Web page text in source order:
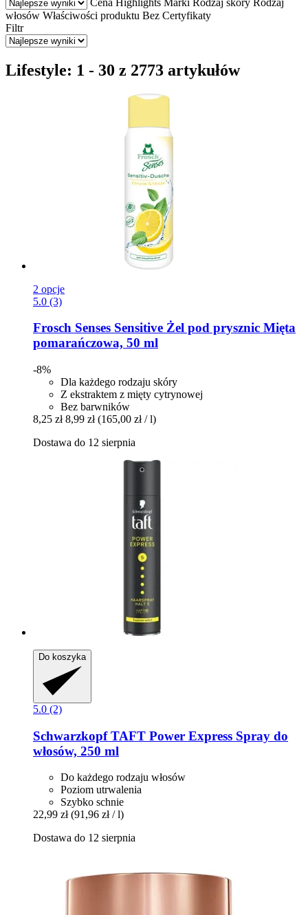
włosów Właściwości produktu Bez Certyfikaty
Filtr
Lifestyle: 1 - 30 z 2773 artykułów
2 opcje
5.0 (3)
Frosch Senses Sensitive Żel pod prysznic Mięta
pomarańczowa, 50 ml
-8%
Dla każdego rodzaju skóry
Z ekstraktem z mięty cytrynowej
Bez barwników
8,25 zł 8,99 zł (165,00 zł / l)
Dostawa do 12 sierpnia
Do koszyka
5.0 (2)
SchwarzkopfTAFT Power Express Spray do
włosów, 250 ml
Do każdego rodzaju włosów
Poziom utrwalenia
Szybko schnie
22,99 zł (91,96 zł / l)
Dostawa do 12 sierpnia